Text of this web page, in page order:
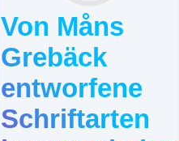
Von Måns
Grebäck
entworfene
Schriftarten